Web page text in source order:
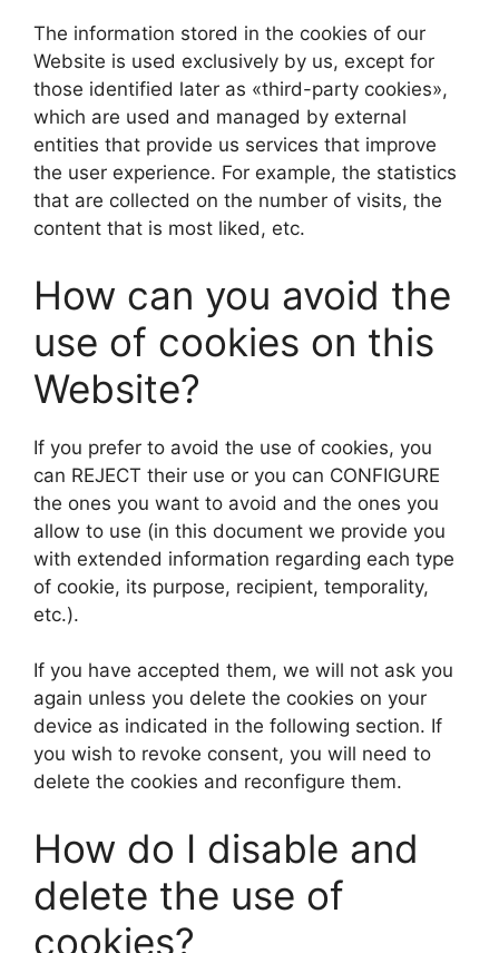
The information stored in the cookies of our
Website is used exclusively by us, except for
those identified later as «third-party cookies»,
which are used and managed by external
entities that provide us services that improve
the user experience. For example, the statistics
that are collected on the number of visits, the
content that is most liked, etc.
How can you avoid the
use of cookies on this
Website?
If you prefer to avoid the use of cookies, you
can REJECT their use or you can CONFIGURE
the ones you want to avoid and the ones you
allow to use (in this document we provide you
with extended information regarding each type
of cookie, its purpose, recipient, temporality,
etc.).
If you have accepted them, we will not ask you
again unless you delete the cookies on your
device as indicated in the following section. If
you wish to revoke consent, you will need to
delete the cookies and reconfigure them.
How do I disable and
delete the use of
cookies?